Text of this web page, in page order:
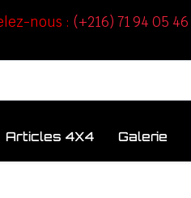
nous : (+216) 71 94 05 46
Articles 4X4 Galerie